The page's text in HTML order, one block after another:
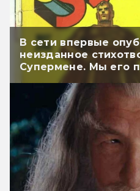
В сети впервые
неизданное
Супермене. Мы его